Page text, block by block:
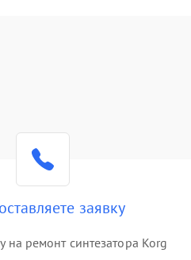
заявку
на ремонт синтезатора Korg